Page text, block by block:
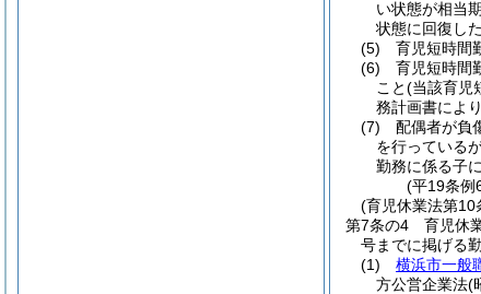
い状態が相当
状態に回復した
(5)
育児短時間
(6)
育児短時間
こと(当該育児
務計画書によ
(7)
配偶者が負
を行っている
勤務に係る子
(平19条例
(育児休業法第10
第7条の4
育児休
号までに掲げる
(1)
横浜市一般
方公営企業法(